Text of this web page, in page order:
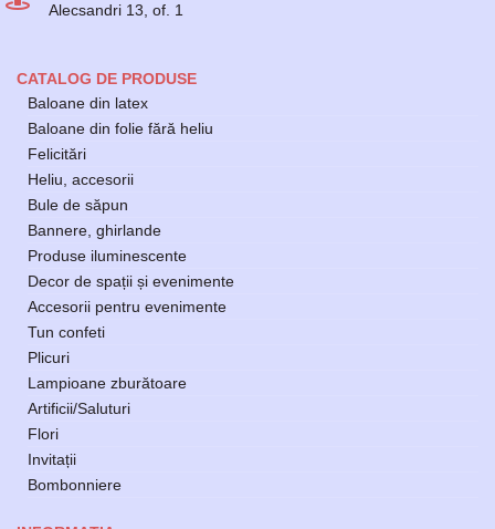
Alecsandri 13, of. 1
CATALOG DE PRODUSE
Baloane din latex
Baloane din folie fără heliu
Felicitări
Heliu, accesorii
Bule de săpun
Bannere, ghirlande
Produse iluminescente
Decor de spații și evenimente
Accesorii pentru evenimente
Tun confeti
Plicuri
Lampioane zburătoare
Artificii/Saluturi
Flori
Invitații
Bombonniere